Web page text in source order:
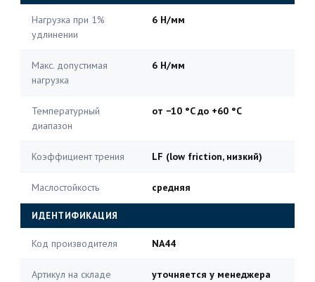
Нагрузка при 1%
удлинении
6 Н/мм
Макс. допустимая
нагрузка
6 Н/мм
Температурный
диапазон
от −10 °C до +60 °C
Коэффициент трения LF (low friction, низкий)
Маслостойкость средняя
ИДЕНТИФИКАЦИЯ
Код производителя NA44
Артикул на складе
уточняется у менеджера